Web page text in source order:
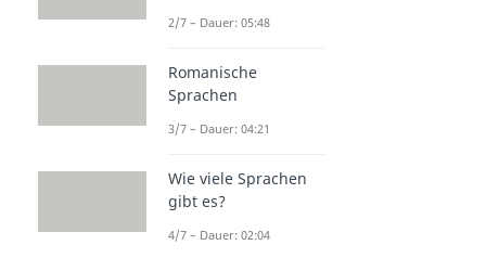
2/7 – Dauer: 05:48
Romanische
Sprachen
3/7 – Dauer: 04:21
Wie viele Sprachen
gibt es?
4/7 – Dauer: 02:04